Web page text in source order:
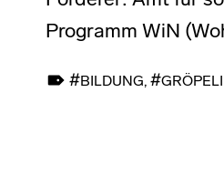
Programm WiN
BILDUNG,